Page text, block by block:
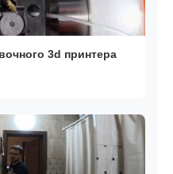
3d принтера